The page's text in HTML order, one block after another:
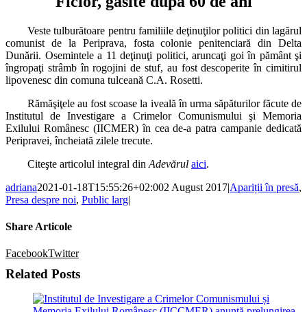
Veste tulburătoare pentru familiile deţinuţilor politici din lagărul
comunist de la Periprava, fosta colonie penitenciară din Delta
Dunării. Osemintele a 11 deţinuţi politici, aruncaţi goi în pământ şi
îngropaţi strâmb în rogojini de stuf, au fost descoperite în cimitirul
lipovenesc din comuna tulceană C.A. Rosetti.
Rămăşiţele au fost scoase la iveală în urma săpăturilor făcute de
Institutul de Investigare a Crimelor Comunismului şi Memoria
Exilului Românesc (IICMER) în cea de-a patra campanie dedicată
Peripravei, încheiată zilele trecute.
Citeşte articolul integral din Adevărul aici.
adriana2021-01-18T15:55:26+02:002 August 2017|Apariții în presă,
Presa despre noi, Public larg|
Share Articole
FacebookTwitter
Related Posts